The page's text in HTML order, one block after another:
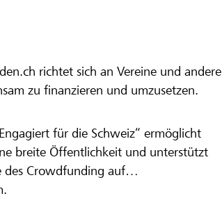
richtet sich an Vereine und andere
zu finanzieren und umzusetzen.
für die Schweiz“ ermöglicht
breite Öffentlichkeit und unterstützt
des Crowdfunding auf